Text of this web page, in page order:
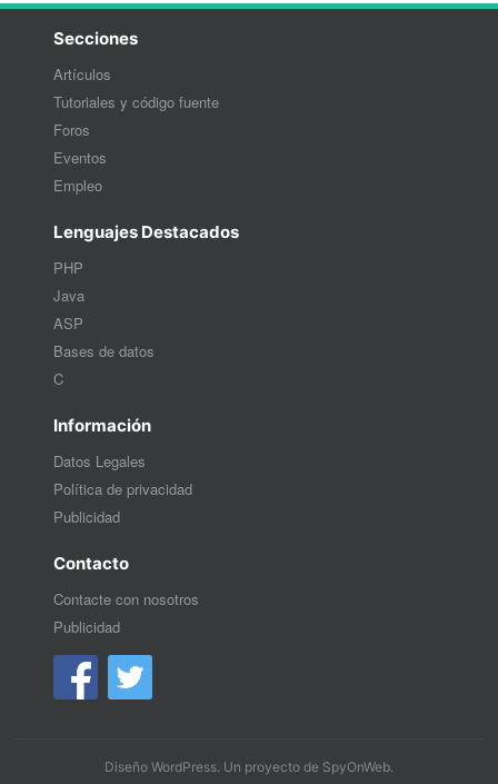
Secciones
Artículos
Tutoriales y código fuente
Foros
Eventos
Empleo
Lenguajes Destacados
PHP
Java
ASP
Bases de datos
C
Información
Datos Legales
Política de privacidad
Publicidad
Contacto
Contacte con nosotros
Publicidad
Diseño WordPress. Un proyecto de SpyOnWeb.